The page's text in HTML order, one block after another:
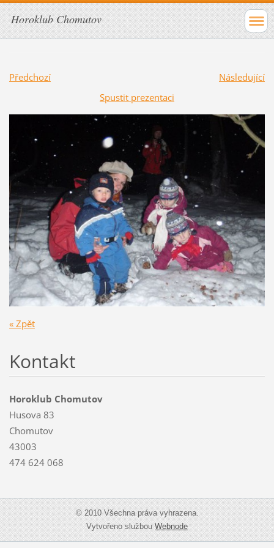
Horoklub Chomutov
Předchozí
Následující
Spustit prezentaci
« Zpět
Kontakt
Horoklub Chomutov
Husova 83
Chomutov
43003
474 624 068
© 2010 Všechna práva vyhrazena.
Vytvořeno službouWebnode